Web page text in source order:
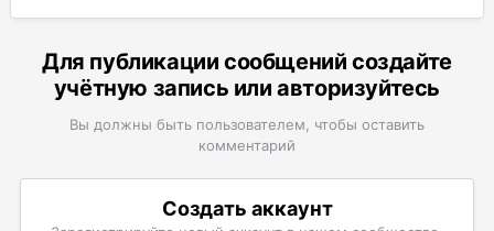
Для публикации сообщений создайте
учётную запись или авторизуйтесь
Вы должны быть пользователем, чтобы оставить
комментарий
Создать аккаунт